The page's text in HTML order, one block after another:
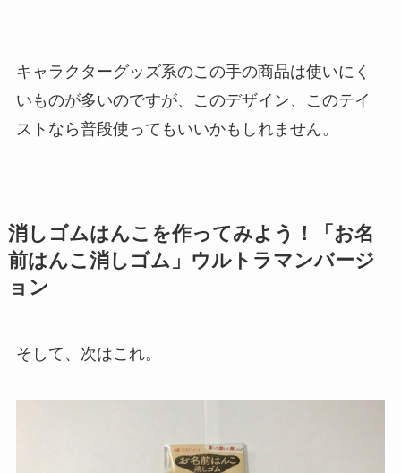
キャラクターグッズ系のこの手の商品は使いにく
いものが多いのですが、このデザイン、このテイ
ストなら普段使ってもいいかもしれません。
消しゴムはんこを作ってみよう！「お名
前はんこ消しゴム」ウルトラマンバージ
ョン
そして、次はこれ。